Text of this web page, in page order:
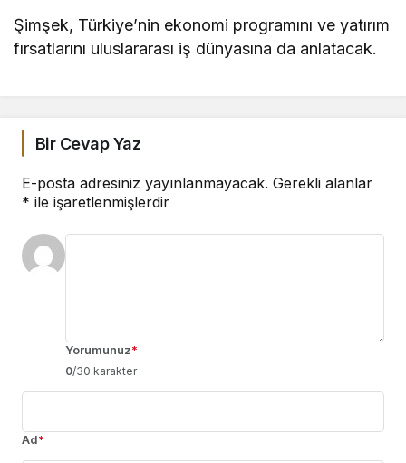
Şimşek, Türkiye’nin ekonomi programını ve yatırım
fırsatlarını uluslararası iş dünyasına da anlatacak.
Bir Cevap Yaz
E-posta adresiniz yayınlanmayacak. Gerekli alanlar
* ile işaretlenmişlerdir
Yorumunuz*
0/30 karakter
Ad*